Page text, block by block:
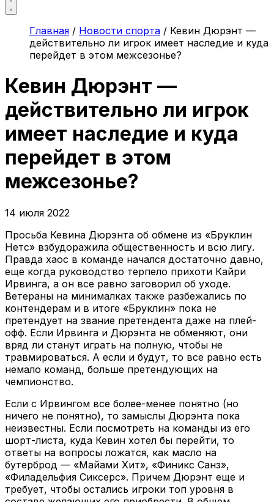
Главная / Новости спорта / Кевин Дюрэнт —
действительно ли игрок имеет наследие и куда
перейдет в этом межсезонье?
Кевин Дюрэнт —
действительно ли игрок
имеет наследие и куда
перейдет в этом
межсезонье?
14 июля 2022
Просьба Кевина Дюрэнта об обмене из «Бруклин
Нетс» взбудоражила общественность и всю лигу.
Правда хаос в команде начался достаточно давно,
еще когда руководство терпело прихоти Кайри
Ирвинга, а он все равно заговорил об уходе.
Ветераны на минималках также разбежались по
контендерам и в итоге «Бруклин» пока не
претендует на звание претендента даже на плей-
офф. Если Ирвинга и Дюрэнта не обменяют, они
вряд ли станут играть на полную, чтобы не
травмироваться. А если и будут, то все равно есть
немало команд, больше претендующих на
чемпионство.
Если с Ирвингом все более-менее понятно (но
ничего не понятно), то замыслы Дюрэнта пока
неизвестны. Если посмотреть на команды из его
шорт-листа, куда Кевин хотел бы перейти, то
ответы на вопросы ложатся, как масло на
бутерброд — «Майами Хит», «Финикс Санз»,
«Филадельфия Сиксерс». Причем Дюрэнт еще и
требует, чтобы остались игроки топ уровня в